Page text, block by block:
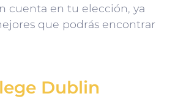
cuenta en tu elección, ya
que podrás encontrar
Dublin